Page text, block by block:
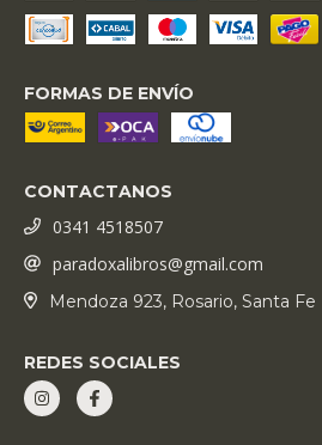
FORMAS DE ENVÍO
CONTACTANOS
0341 4518507
paradoxalibros@gmail.com
Mendoza 923, Rosario, Santa Fe
REDES SOCIALES